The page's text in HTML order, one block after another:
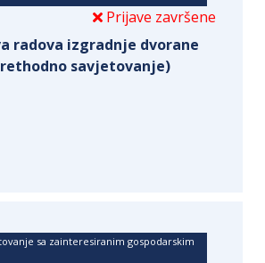
Prijave završene
radova izgradnje dvorane
savjetovanje)
sa zainteresiranim gospodarskim